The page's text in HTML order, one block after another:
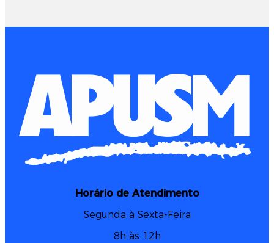
Horário de Atendimento
Segunda à Sexta-Feira
8h às 12h